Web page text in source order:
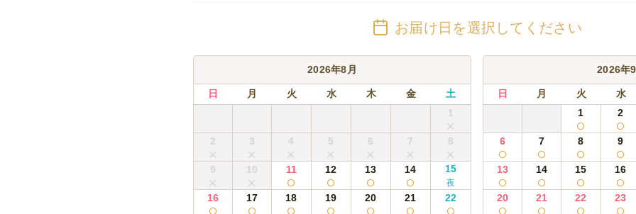
お届け日を選択してください
2026年8月
日 月 火 水 木 金
土
1
2 3 4 5 6 7 8
9 10 11 12 13 14 15
16 17 18 19 20 21 22
2026年9
日 月 火 水
1
2
6 7 8 9
13 14 15 16
20 21 22 23